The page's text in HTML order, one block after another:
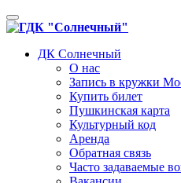
Toggle
navigation
ДК Солнечный
О нас
Запись в кружки
Купить билет
Пушкинская карта
Культурный код
Аренда
Обратная связь
Часто задаваемые